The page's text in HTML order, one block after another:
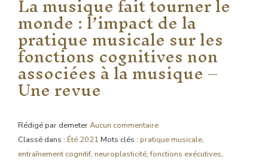
monde : l’impact de la
pratique musicale sur les
fonctions cognitives non
associées à la musique –
Une revue
Rédigé par demeterAucun commentaire
Classé dans : Été 2021 Mots clés : pratique musicale,
entraînement cognitif, neuroplasticité,fonctions exécutives,